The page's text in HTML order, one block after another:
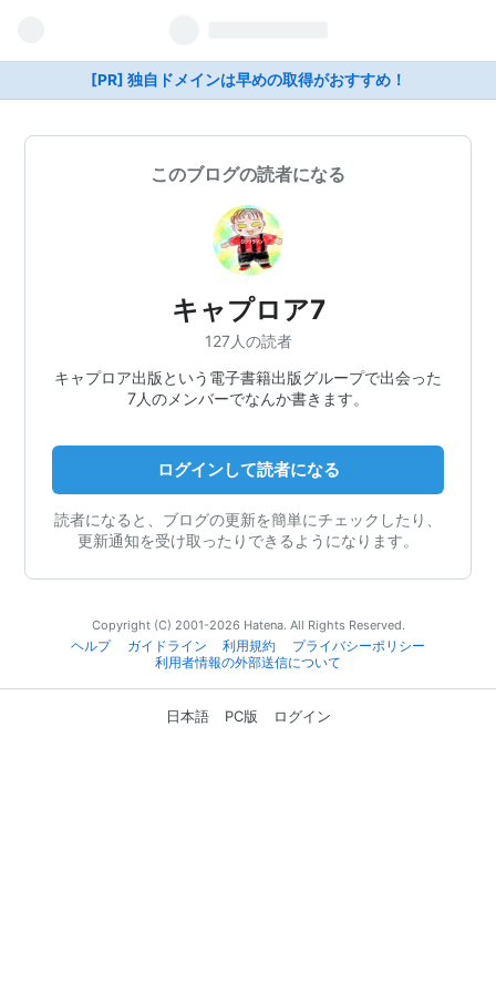
[PR] 独自ドメインは早めの取得がおすすめ！
このブログの読者になる
キャプロア7
127人の読者
キャプロア出版という電子書籍出版グループで出会った
7人のメンバーでなんか書きます。
ログインして読者になる
読者になると、ブログの更新を簡単にチェックしたり、
更新通知を受け取ったりできるようになります。
Copyright (C) 2001-2026 Hatena. All Rights Reserved.
ヘルプ
ガイドライン 利用規約
プライバシーポリシー
利用者情報の外部送信について
日本語 PC版 ログイン